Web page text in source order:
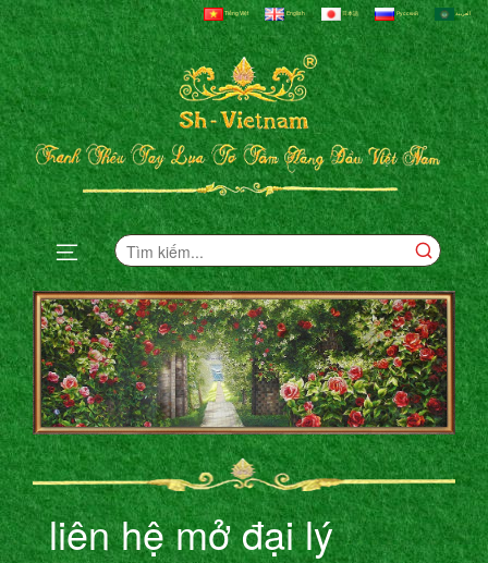
Tiếng Việt English 日本語 Русский العربية
liên hệ mở đại lý